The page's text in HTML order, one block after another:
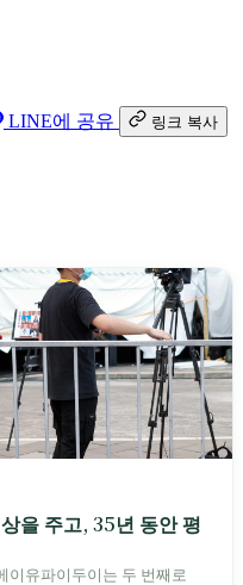
LINE에 공유 링크 복사
을 주고, 35년 동안 평
이유파이두이는 두 번째로